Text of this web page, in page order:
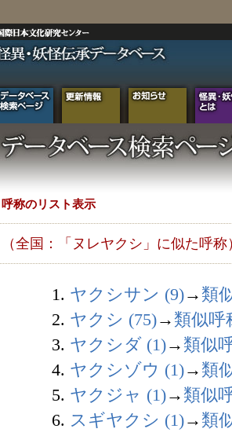
呼称のリスト表示
（全国：「ヌレヤクシ」に似た呼称
1. ヤクシサン (9)→ 類
2. ヤクシ (75)→ 類似呼
3. ヤクシダ (1)→ 類似
4. ヤクシゾウ (1)→ 類
5. ヤクジャ (1)→ 類似
6. スギヤクシ (1)→ 類